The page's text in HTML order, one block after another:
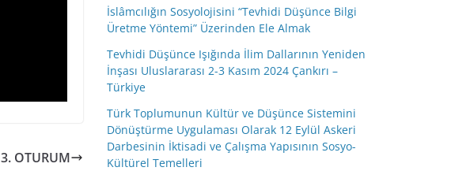
3. OTURUM
rİslâmcılığın Sosyolojisini “Tevhidi Düşünce Bilgi
Üretme Yöntemi” Üzerinden Ele Almak
Tevhidi Düşünce Işığında İlim Dallarının Yeniden
İnşası Uluslararası 2-3 Kasım 2024 Çankırı –
Türkiye
Türk Toplumunun Kültür ve Düşünce Sistemini
Dönüştürme Uygulaması Olarak 12 Eylül Askeri
Darbesinin İktisadi ve Çalışma Yapısının Sosyo-
Kültürel Temelleri